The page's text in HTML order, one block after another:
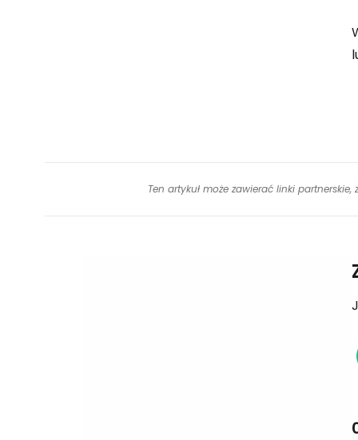
Ten artykuł może zawierać linki